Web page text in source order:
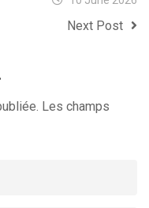
Next Post
Les champs